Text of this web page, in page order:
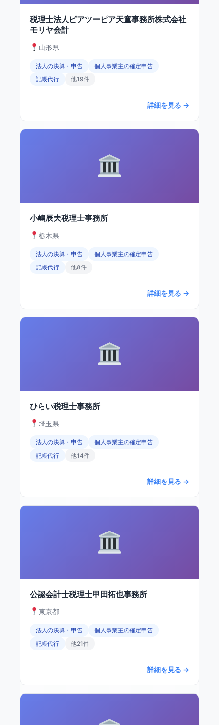
税理士法人ピアツーピア天童事務所株式会社
モリヤ会計
山形県
法人の決算・申告
個人事業主の確定申告
記帳代行
他19件
詳細を見る →
小嶋辰夫税理士事務所
栃木県
法人の決算・申告
個人事業主の確定申告
記帳代行
他8件
詳細を見る →
ひらい税理士事務所
埼玉県
法人の決算・申告
個人事業主の確定申告
記帳代行
他14件
詳細を見る →
公認会計士税理士甲田拓也事務所
東京都
法人の決算・申告
個人事業主の確定申告
記帳代行
他21件
詳細を見る →